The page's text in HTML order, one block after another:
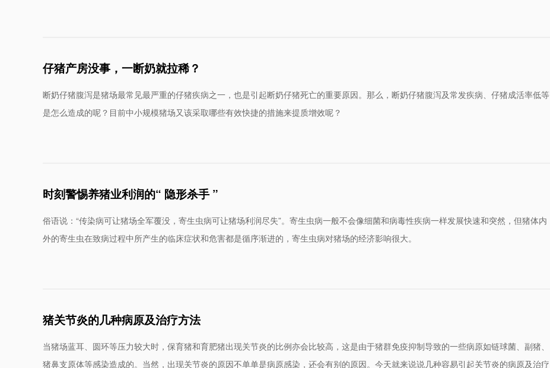
仔猪产房没事，一断奶就拉稀？
断奶仔猪腹泻是猪场最常见最严重的仔猪疾病之一，也是引起断奶仔猪死亡的重要原因。那么，断奶仔猪腹泻及常发疾病、仔猪成活率低等
是怎么造成的呢？目前中小规模猪场又该采取哪些有效快捷的措施来提质增效呢？
时刻警惕养猪业利润的“ 隐形杀手 ”
俗语说：“传染病可让猪场全军覆没，寄生虫病可让猪场利润尽失”。寄生虫病一般不会像细菌和病毒性疾病一样发展快速和突然，但猪体内
外的寄生虫在致病过程中所产生的临床症状和危害都是循序渐进的，寄生虫病对猪场的经济影响很大。
猪关节炎的几种病原及治疗方法
当猪场蓝耳、圆环等压力较大时，保育猪和育肥猪出现关节炎的比例亦会比较高，这是由于猪群免疫抑制导致的一些病原如链球菌、副猪、
猪鼻支原体等感染造成的。当然，出现关节炎的原因不单单是病原感染，还会有别的原因。今天就来说说几种容易引起关节炎的病原及治疗